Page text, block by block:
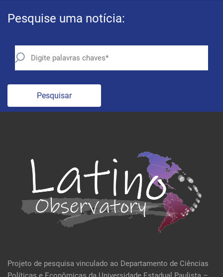
Pesquise uma notícia:
Pesquisar
Projeto de pesquisa vinculado ao Departamento de Ciências